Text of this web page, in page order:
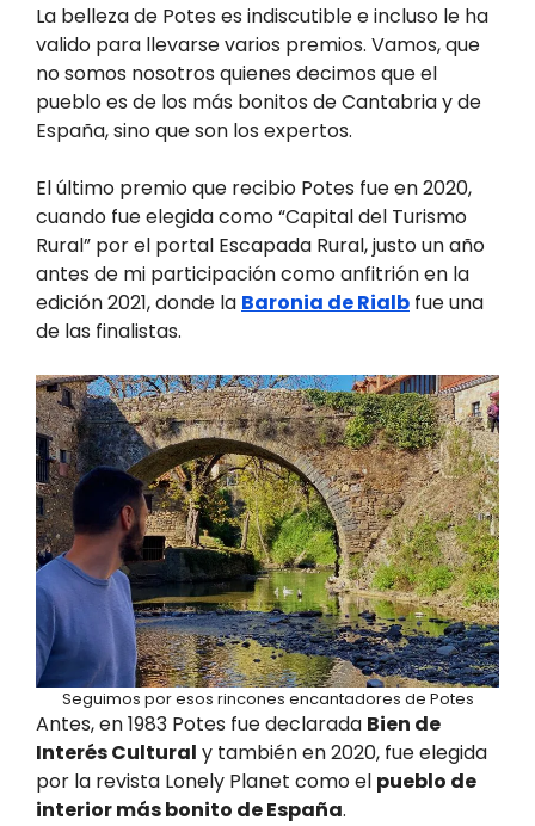
La belleza de Potes es indiscutible e incluso le ha
valido para llevarse varios premios. Vamos, que
no somos nosotros quienes decimos que el
pueblo es de los más bonitos de Cantabria y de
España, sino que son los expertos.
El último premio que recibio Potes fue en 2020,
cuando fue elegida como “Capital del Turismo
Rural” por el portal Escapada Rural, justo un año
antes de mi participación como anfitrión en la
edición 2021, donde la Baronia de Rialb fue una
de las finalistas.
Seguimos por esos rincones encantadores de Potes
Antes, en 1983 Potes fue declarada Bien de
Interés Cultural y también en 2020, fue elegida
por la revista Lonely Planet como el pueblo de
interior más bonito de España.